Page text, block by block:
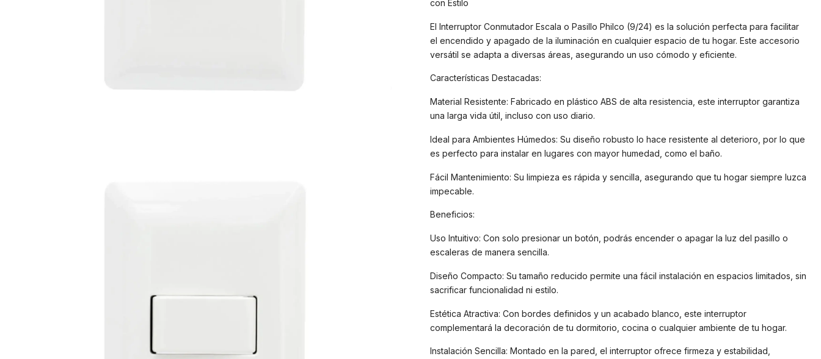
con Estilo
El Interruptor Conmutador Escala o Pasillo Philco (9/24) es la solución perfecta para facilitar
el encendido y apagado de la iluminación en cualquier espacio de tu hogar. Este accesorio
versátil se adapta a diversas áreas, asegurando un uso cómodo y eficiente.
Características Destacadas:
Material Resistente: Fabricado en plástico ABS de alta resistencia, este interruptor garantiza
una larga vida útil, incluso con uso diario.
Ideal para Ambientes Húmedos: Su diseño robusto lo hace resistente al deterioro, por lo que
es perfecto para instalar en lugares con mayor humedad, como el baño.
Fácil Mantenimiento: Su limpieza es rápida y sencilla, asegurando que tu hogar siempre luzca
impecable.
Beneficios:
Uso Intuitivo: Con solo presionar un botón, podrás encender o apagar la luz del pasillo o
escaleras de manera sencilla.
Diseño Compacto: Su tamaño reducido permite una fácil instalación en espacios limitados, sin
sacrificar funcionalidad ni estilo.
Estética Atractiva: Con bordes definidos y un acabado blanco, este interruptor
complementará la decoración de tu dormitorio, cocina o cualquier ambiente de tu hogar.
Instalación Sencilla: Montado en la pared, el interruptor ofrece firmeza y estabilidad,